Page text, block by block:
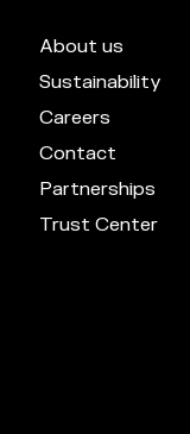
About us
Sustainability
Careers
Contact
Partnerships
Trust Center